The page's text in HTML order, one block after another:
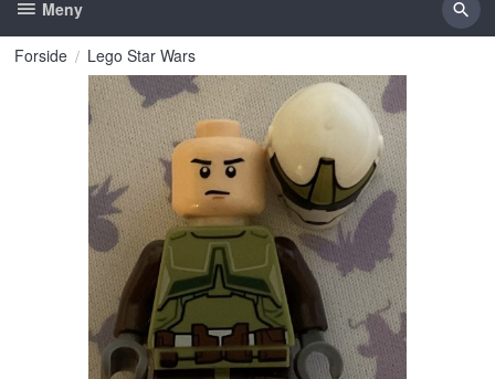
Meny
Forside Lego Star Wars